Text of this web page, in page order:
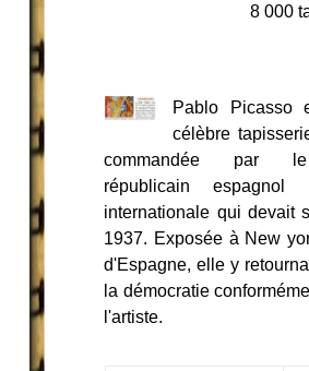
8 000
Pablo Picasso
célèbre
commandée par le
républicain espagnol
internationale qui devait
1937. Exposée à New
d'Espagne, elle y
la démocratie
l'artiste.